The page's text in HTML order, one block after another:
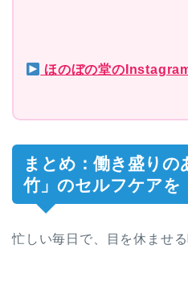
ほのぼの堂の
まとめ：働き盛り
竹」のセルフケアを
忙しい毎日で、目を休ませる